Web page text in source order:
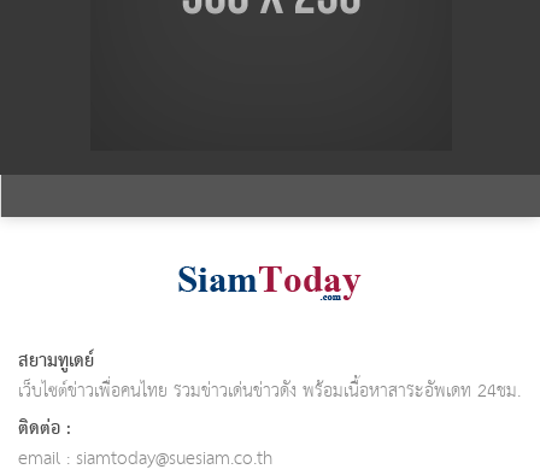
สยามทูเดย์
เว็บไซต์ข่าวเพื่อคนไทย รวมข่าวเด่นข่าวดัง พร้อมเนื้อหาสาระอัพเดท 24ชม.
ติดต่อ :
email : siamtoday@suesiam.co.th